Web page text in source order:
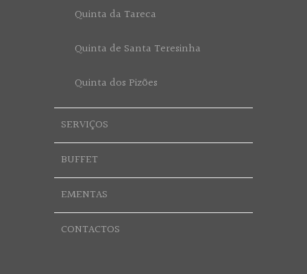
Quinta da Tareca
Quinta de Santa Teresinha
Quinta dos Pizões
SERVIÇOS
BUFFET
EMENTAS
CONTACTOS